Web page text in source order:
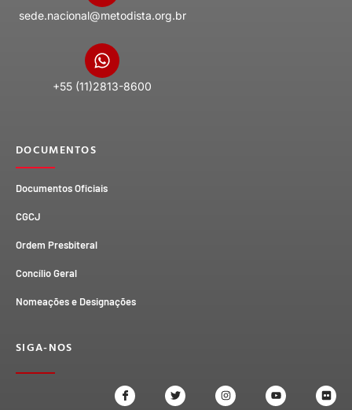
sede.nacional@metodista.org.br
+55 (11)2813-8600
DOCUMENTOS
Documentos Oficiais
CGCJ
Ordem Presbiteral
Concílio Geral
Nomeações e Designações
SIGA-NOS